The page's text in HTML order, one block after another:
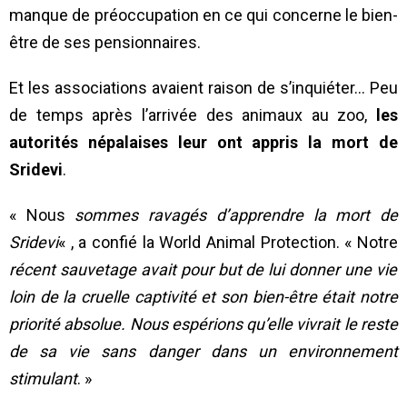
manque de préoccupation en ce qui concerne le bien-
être de ses pensionnaires.
Et les associations avaient raison de s’inquiéter… Peu
de temps après l’arrivée des animaux au zoo,
les
autorités népalaises leur ont appris la mort de
Sridevi.
« Nous sommes ravagés d’apprendre la mort de
Sridevi« , a confié la World Animal Protection. « Notre
récent sauvetage avait pour but de lui donner une vie
loin de la cruelle captivité et son bien-être était notre
priorité absolue. Nous espérions qu’elle vivrait le reste
de sa vie sans danger dans un environnement
stimulant. »